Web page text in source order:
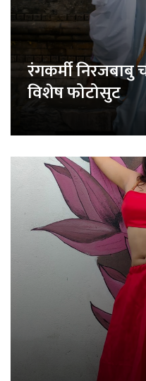
रंगकर्मी निरजबाबु
विशेष फोटोसुट